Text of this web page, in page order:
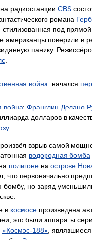
, на радиостанции CBS
романа
стилизованная под
американцы поверили в
панику.
война: начался
война: Франклин Делано
долларов в
.
взрыв самой
водородная бомба
полигоне на острове
что первоначально
бомбу, но заряд
в космосе произведена
это были аппараты
«Космос-188» ,